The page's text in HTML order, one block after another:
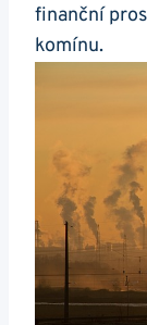
finanční
komínu.